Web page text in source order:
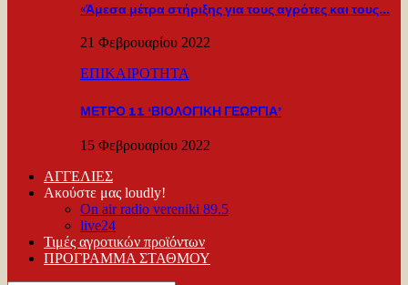
«Άμεσα μέτρα στήριξης για τους αγρότες και τους…
21 Φεβρουαρίου 2022
ΕΠΙΚΑΙΡΟΤΗΤΑ
ΜΕΤΡΟ 11 ‘ΒΙΟΛΟΓΙΚΗ ΓΕΩΡΓΙΑ’
15 Φεβρουαρίου 2022
ΑΓΓΕΛΙΕΣ
Ακούστε μας loudly!
On air radio vereniki 89.5
live24
Τιμές αγροτικών προϊόντων
ΠΡΟΓΡΑΜΜΑ ΣΤΑΘΜΟΥ